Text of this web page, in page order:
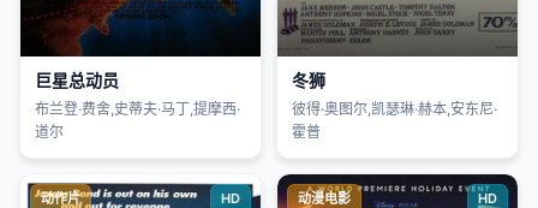
巨星总动员
布兰登·费舍,史蒂夫·马丁,提摩西·
道尔
冬狮
彼得·奥图尔,凯瑟琳·赫本,安东尼·
霍普
动作片 HD 动漫电影 HD